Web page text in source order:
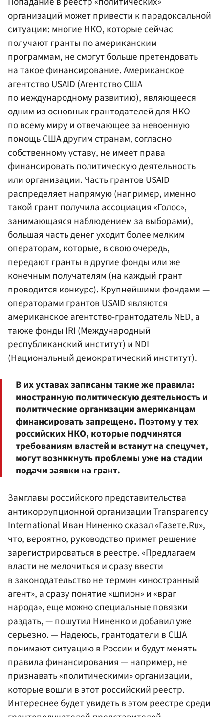
организаций может привести к парадоксальной
ситуации: многие НКО, которые сейчас
получают гранты по американским
программам, не смогут больше претендовать
на такое финансирование. Американское
агентство USAID (Агентство США
по международному развитию), являющееся
одним из основных грантодателей для НКО
по всему миру и отвечающее за невоенную
помощь США другим странам, согласно
собственному уставу, не имеет права
финансировать политическую деятельность
или организации. Часть грантов USAID
распределяет напрямую (например, именно
такой грант получила ассоциация «Голос»,
занимающаяся наблюдением за выборами),
большая часть денег уходит более мелким
операторам, которые, в свою очередь,
передают гранты в другие фонды или же
конечным получателям (на каждый грант
проводится конкурс). Крупнейшими фондами —
операторами грантов USAID являются
американское агентство-грантодатель NED, а
также фонды IRI (Международный
республиканский институт) и NDI
(Национальный демократический институт).
В их уставах записаны такие же правила:
иностранную политическую деятельность и
политические организации американцам
финансировать запрещено. Поэтому у тех
российских НКО, которые подчинятся
требованиям властей и встанут на спецучет,
могут возникнуть проблемы уже на стадии
подачи заявки на грант.
Замглавы российского представительства
антикоррупционной организации Transparency
International ИванНиненкосказал «Газете.Ru»,
что, вероятно, руководство примет решение
зарегистрироваться в реестре. «Предлагаем
власти не мелочиться и сразу ввести
в законодательство не термин «иностранный
агент», а сразу понятие «шпион» и «враг
народа», еще можно специальные повязки
раздать, — пошутил Ниненко и добавил уже
серьезно. — Надеюсь, грантодатели в США
понимают ситуацию в России и будут менять
правила финансирования — например, не
признавать «политическими» организации,
которые вошли в этот российский реестр.
Интереснее будет увидеть в этом реестре среди